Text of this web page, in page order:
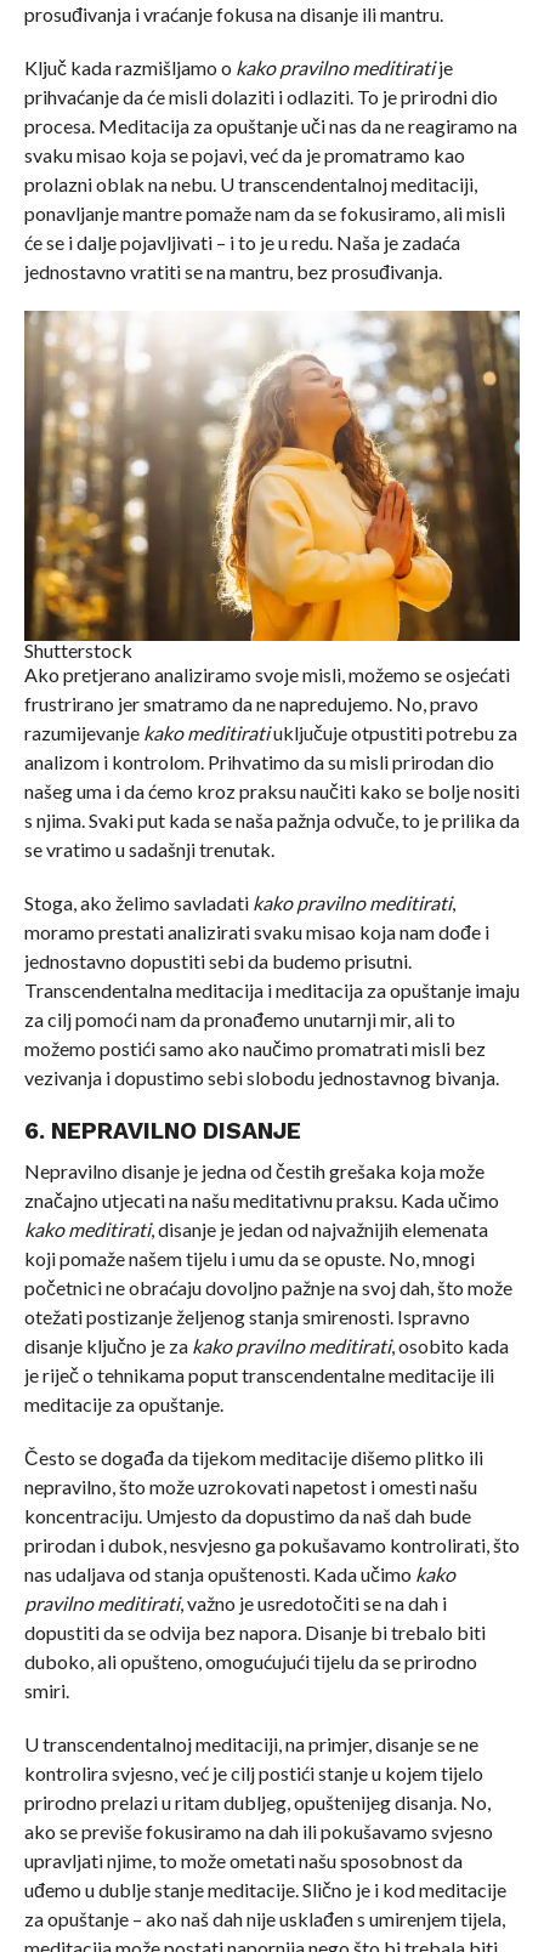
prosuđivanja i vraćanje fokusa na disanje ili mantru.
Ključ kada razmišljamo o kako pravilno meditiratije
prihvaćanje da će misli dolaziti i odlaziti. To je prirodni dio
procesa. Meditacija za opuštanje uči nas da ne reagiramo na
svaku misao koja se pojavi, već da je promatramo kao
prolazni oblak na nebu. U transcendentalnoj meditaciji,
ponavljanje mantre pomaže nam da se fokusiramo, ali misli
će se i dalje pojavljivati – i to je u redu. Naša je zadaća
jednostavno vratiti se na mantru, bez prosuđivanja.
Shutterstock
Ako pretjerano analiziramo svoje misli, možemo se osjećati
frustrirano jer smatramo da ne napredujemo. No, pravo
razumijevanje kako meditiratiuključuje otpustiti potrebu za
analizom i kontrolom. Prihvatimo da su misli prirodan dio
našeg uma i da ćemo kroz praksu naučiti kako se bolje nositi
s njima. Svaki put kada se naša pažnja odvuče, to je prilika da
se vratimo u sadašnji trenutak.
Stoga, ako želimo savladati kako pravilno meditirati,
moramo prestati analizirati svaku misao koja nam dođe i
jednostavno dopustiti sebi da budemo prisutni.
Transcendentalna meditacija i meditacija za opuštanje imaju
za cilj pomoći nam da pronađemo unutarnji mir, ali to
možemo postići samo ako naučimo promatrati misli bez
vezivanja i dopustimo sebi slobodu jednostavnog bivanja.
6. NEPRAVILNO DISANJE
Nepravilno disanje je jedna od čestih grešaka koja može
značajno utjecati na našu meditativnu praksu. Kada učimo
kako meditirati, disanje je jedan od najvažnijih elemenata
koji pomaže našem tijelu i umu da se opuste. No, mnogi
početnici ne obraćaju dovoljno pažnje na svoj dah, što može
otežati postizanje željenog stanja smirenosti. Ispravno
disanje ključno je za kako pravilno meditirati, osobito kada
je riječ o tehnikama poput transcendentalne meditacije ili
meditacije za opuštanje.
Često se događa da tijekom meditacije dišemo plitko ili
nepravilno, što može uzrokovati napetost i omesti našu
koncentraciju. Umjesto da dopustimo da naš dah bude
prirodan i dubok, nesvjesno ga pokušavamo kontrolirati, što
nas udaljava od stanja opuštenosti. Kada učimo kako
pravilno meditirati, važno je usredotočiti se na dah i
dopustiti da se odvija bez napora. Disanje bi trebalo biti
duboko, ali opušteno, omogućujući tijelu da se prirodno
smiri.
U transcendentalnoj meditaciji, na primjer, disanje se ne
kontrolira svjesno, već je cilj postići stanje u kojem tijelo
prirodno prelazi u ritam dubljeg, opuštenijeg disanja. No,
ako se previše fokusiramo na dah ili pokušavamo svjesno
upravljati njime, to može ometati našu sposobnost da
uđemo u dublje stanje meditacije. Slično je i kod meditacije
za opuštanje – ako naš dah nije usklađen s umirenjem tijela,